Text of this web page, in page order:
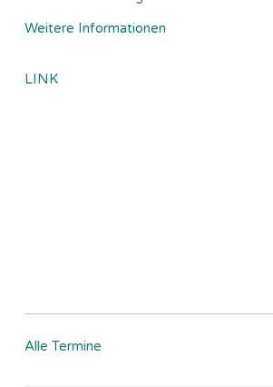
Weitere Informationen
LINK
Alle Termine